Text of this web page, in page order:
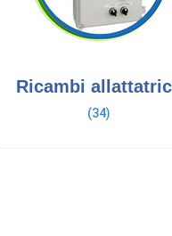
Ricambi
(34)